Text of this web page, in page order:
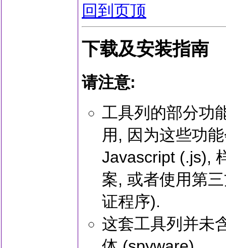
回到页顶
下载及安装指南
请注意:
工具列的部分功
用, 因为这些功
Javascript (.js),
案, 或者使用第
证程序).
这套工具列并未